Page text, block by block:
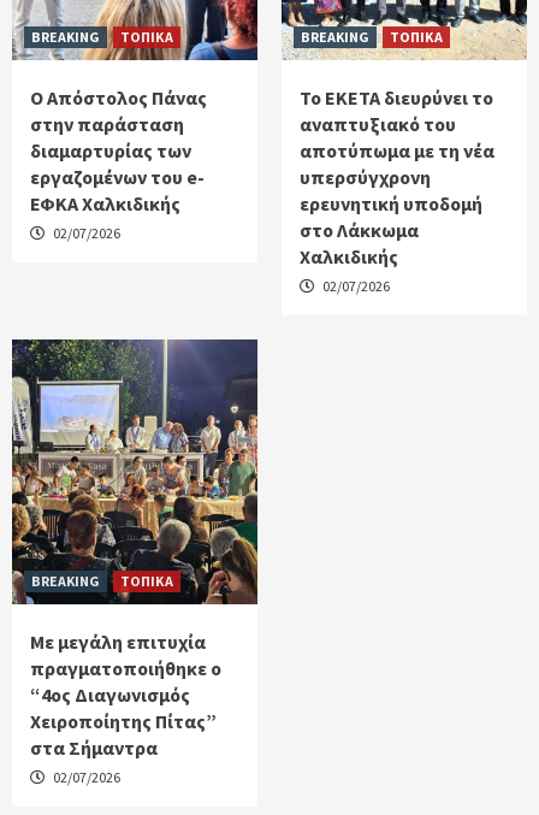
BREAKING ΤΟΠΙΚΑ
Ο Απόστολος Πάνας
στην παράσταση
διαμαρτυρίας των
εργαζομένων του e-
ΕΦΚΑ Χαλκιδικής
02/07/2026
BREAKING ΤΟΠΙΚΑ
Το ΕΚΕΤΑ διευρύνει το
αναπτυξιακό του
αποτύπωμα με τη νέα
υπερσύγχρονη
ερευνητική υποδομή
στο Λάκκωμα
Χαλκιδικής
02/07/2026
BREAKING ΤΟΠΙΚΑ
Με μεγάλη επιτυχία
πραγματοποιήθηκε ο
“4ος Διαγωνισμός
Χειροποίητης Πίτας”
στα Σήμαντρα
02/07/2026